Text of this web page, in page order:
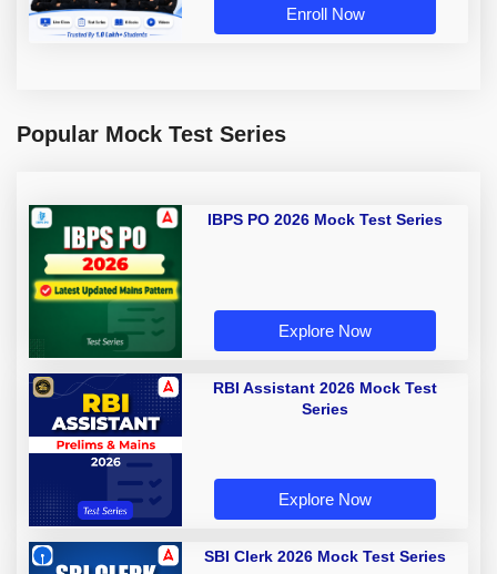
Enroll Now
Popular Mock Test Series
IBPS PO 2026 Mock Test Series
Explore Now
RBI Assistant 2026 Mock Test
Series
Explore Now
SBI Clerk 2026 Mock Test Series